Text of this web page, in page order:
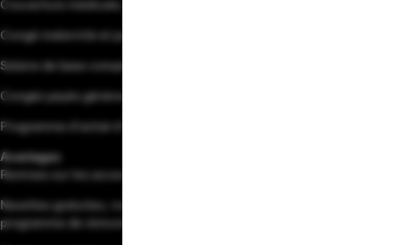
Couverture médicale, dentaire et optique
Congé maternité et paternité
Salaire de base compétitif et plan 401(k)
Congés payés généreux et horaires flexibles
Programme d'achat d'actions à prix réduit
Avantages
Remises sur les accessoires et mises à niveau
Navettes gratuites, indemnités mensuelles au covoiturage et
programme de rémunération vélo-travail